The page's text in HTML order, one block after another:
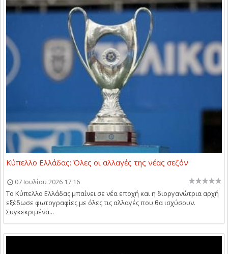
Κύπελλο Ελλάδας: Όλες οι αλλαγές της νέας σεζόν
07 Ιουλίου 2026 17:16
Το Κύπελλο Ελλάδας μπαίνει σε νέα εποχή και η διοργανώτρια αρχή
εξέδωσε φωτογραφίες με όλες τις αλλαγές που θα ισχύσουν.
Συγκεκριμένα...